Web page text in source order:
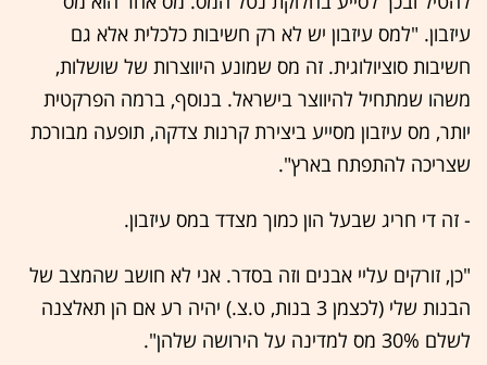
עיזבון. "למס עיזבון יש לא רק חשיבות כלכלית אלא גם
חשיבות סוציולוגית. זה מס שמונע היווצרות של שושלות,
משהו שמתחיל להיווצר בישראל. בנוסף, ברמה הפרקטית
יותר, מס עיזבון מסייע ביצירת קרנות צדקה, תופעה מבורכת
שצריכה להתפתח בארץ".
- זה די חריג שבעל הון כמוך מצדד במס עיזבון.
"כן, זורקים עליי אבנים וזה בסדר. אני לא חושב שהמצב של
הבנות שלי (לכצמן 3 בנות, ט.צ.) יהיה רע אם הן תאלצנה
לשלם 30% מס למדינה על הירושה שלהן".